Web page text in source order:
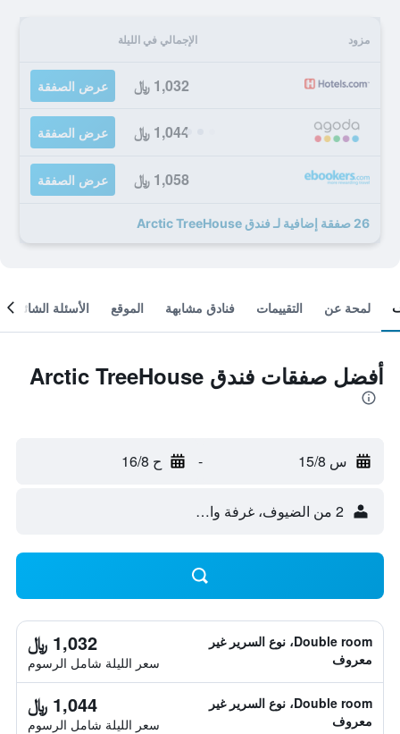
مزود الإجمالي في الليلة
1,032 ﷼ عرض الصفقة
1,044 ﷼ عرض الصفقة
1,058 ﷼ عرض الصفقة
26 صفقة إضافية لـ فندق Arctic TreeHouse
لمحة عن التقييمات فنادق مشابهة الموقع الأسئلة الشائعة
أفضل صفقات فندق Arctic TreeHouse
س 15/8 - ح 16/8
2 من الضيوف، غرفة واحدة
Double room، نوع السرير غير
معروف
1,032 ﷼
سعر الليلة شامل الرسوم
Double room، نوع السرير غير
معروف
1,044 ﷼
سعر الليلة شامل الرسوم